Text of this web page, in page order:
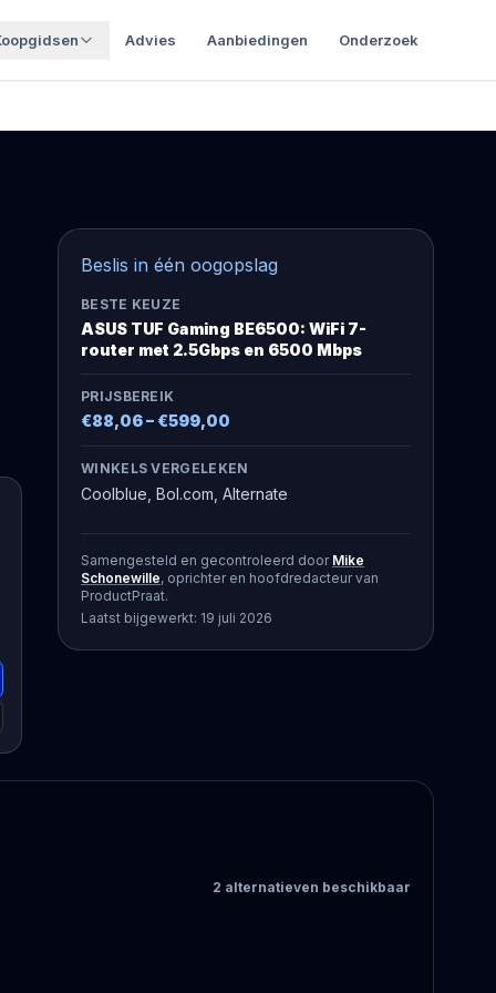
Advies Aanbiedingen Onderzoek
Beslis in één oogopslag
BESTE KEUZE
ASUS TUF Gaming BE6500: WiFi 7-
router met 2.5Gbps en 6500 Mbps
PRIJSBEREIK
€88,06– €599,00
WINKELS VERGELEKEN
Coolblue, Bol.com, Alternate
Samengesteld en gecontroleerd door Mike
Schonewille, oprichter en hoofdredacteur van
ProductPraat.
Laatst bijgewerkt: 19 juli 2026
2 alternatieven beschikbaar